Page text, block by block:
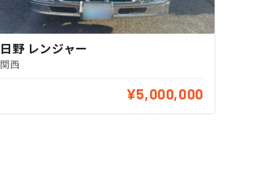
日野 レンジャー
関西
¥5,000,000